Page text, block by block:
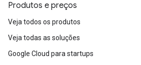
Produtos e preços
Veja todos os produtos
Veja todas as soluções
Google Cloud para startups